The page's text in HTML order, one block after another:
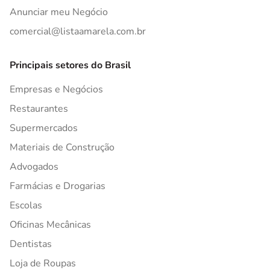
Anunciar meu Negócio
comercial@listaamarela.com.br
Principais setores do Brasil
Empresas e Negócios
Restaurantes
Supermercados
Materiais de Construção
Advogados
Farmácias e Drogarias
Escolas
Oficinas Mecânicas
Dentistas
Loja de Roupas